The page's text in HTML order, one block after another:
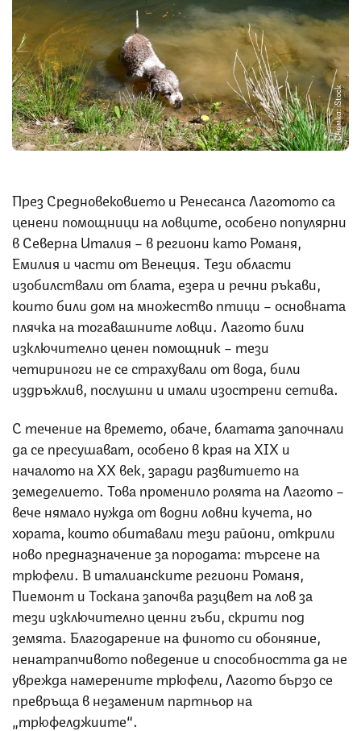
Снимка: iStock
През Средновековието и Ренесанса Лаготото са
ценени помощници на ловците, особено популярни
в Северна Италия – в региони като Романя,
Емилия и части от Венеция. Тези области
изобилствали от блата, езера и речни ръкави,
които били дом на множество птици – основната
плячка на тогавашните ловци. Лагото били
изключително ценен помощник – тези
четириноги не се страхували от вода, били
издръжлив, послушни и имали изострени сетива.
С течение на времето, обаче, блатата започнали
да се пресушават, особено в края на XIX и
началото на XX век, заради развитието на
земеделието. Това променило ролята на Лагото –
вече нямало нужда от водни ловни кучета, но
хората, които обитавали тези райони, открили
ново предназначение за породата: търсене на
трюфели. В италианските региони Романя,
Пиемонт и Тоскана започва разцвет на лов за
тези изключително ценни гъби, скрити под
земята. Благодарение на финото си обоняние,
ненатрапчивото поведение и способността да не
уврежда намерените трюфели, Лагото бързо се
превръща в незаменим партньор на
„трюфелджиите“.